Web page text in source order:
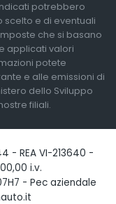
potrebbero
e di eventuali
che si basano
applicati valori
potete
e alle emissioni di
dello Sviluppo
filiali.
- REA VI-213640 -
i.v.
- Pec aziendale